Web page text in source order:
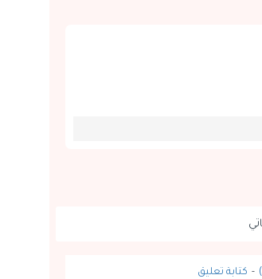
- كتابة تعليق